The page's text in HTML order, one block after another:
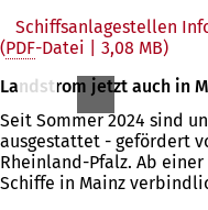
Schiffsanlagestellen
PDF-Datei
3,08 MB
Landstrom jetzt auch in
Seit Sommer 2024 sind
ausgestattet - gefördert
Rheinland-Pfalz. Ab
Schiffe in Mainz